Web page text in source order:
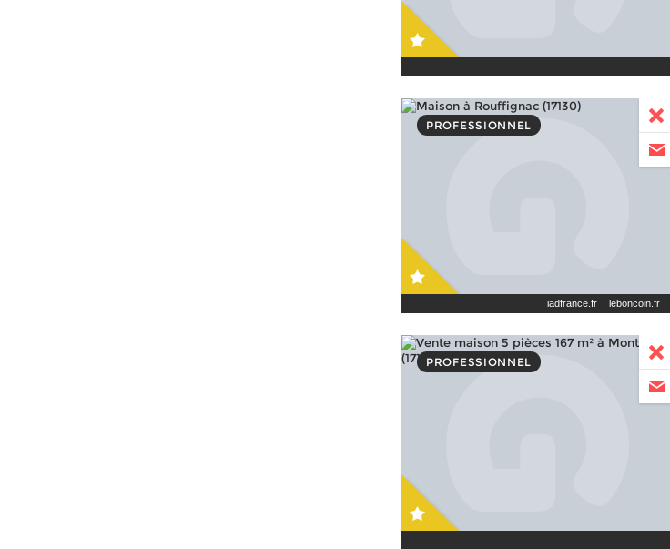
PROFESSIONNEL
iadfrance.fr leboncoin.fr
PROFESSIONNEL